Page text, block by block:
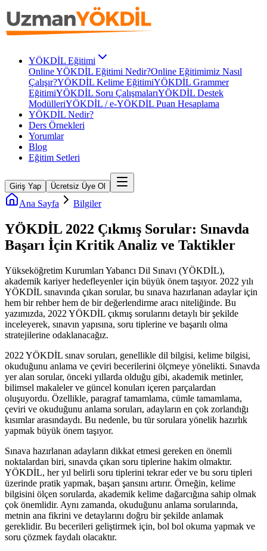
YÖKDİL Eğitimi
Online YÖKDİL Eğitimi Nedir?Online Eğitimimiz Nasıl
Çalışır?YÖKDİL Kelime EğitimiYÖKDİL Grammer
EğitimiYÖKDİL Soru ÇalışmalarıYÖKDİL Destek
ModülleriYÖKDİL / e-YÖKDİL Puan Hesaplama
YÖKDİL Nedir?
Ders Örnekleri
Yorumlar
Blog
Eğitim Setleri
Giriş Yap Ücretsiz Üye Ol
Ana Sayfa Bilgiler
YÖKDİL 2022 Çıkmış Sorular: Sınavda
Başarı İçin Kritik Analiz ve Taktikler
Yükseköğretim Kurumları Yabancı Dil Sınavı (YÖKDİL),
akademik kariyer hedefleyenler için büyük önem taşıyor. 2022 yılı
YÖKDİL sınavında çıkan sorular, bu sınava hazırlanan adaylar için
hem bir rehber hem de bir değerlendirme aracı niteliğinde. Bu
yazımızda, 2022 YÖKDİL çıkmış sorularını detaylı bir şekilde
inceleyerek, sınavın yapısına, soru tiplerine ve başarılı olma
stratejilerine odaklanacağız.
2022 YÖKDİL sınav soruları, genellikle dil bilgisi, kelime bilgisi,
okuduğunu anlama ve çeviri becerilerini ölçmeye yönelikti. Sınavda
yer alan sorular, önceki yıllarda olduğu gibi, akademik metinler,
bilimsel makaleler ve güncel konuları içeren parçalardan
oluşuyordu. Özellikle, paragraf tamamlama, cümle tamamlama,
çeviri ve okuduğunu anlama soruları, adayların en çok zorlandığı
kısımlar arasındaydı. Bu nedenle, bu tür sorulara yönelik hazırlık
yapmak büyük önem taşıyor.
Sınava hazırlanan adayların dikkat etmesi gereken en önemli
noktalardan biri, sınavda çıkan soru tiplerine hakim olmaktır.
YÖKDİL, her yıl belirli soru tiplerini tekrar eder ve bu soru tipleri
üzerinde pratik yapmak, başarı şansını artırır. Örneğin, kelime
bilgisini ölçen sorularda, akademik kelime dağarcığına sahip olmak
çok önemlidir. Aynı zamanda, okuduğunu anlama sorularında,
metnin ana fikrini ve detaylarını doğru bir şekilde anlamak
gereklidir. Bu becerileri geliştirmek için, bol bol okuma yapmak ve
soru çözmek faydalı olacaktır.